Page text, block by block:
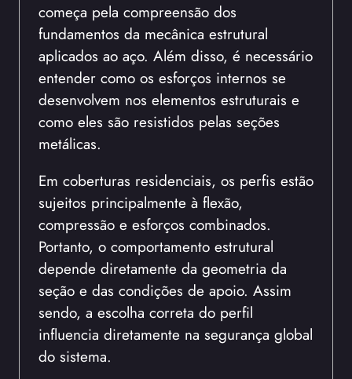
começa pela compreensão dos
fundamentos da mecânica estrutural
aplicados ao aço. Além disso, é necessário
entender como os esforços internos se
desenvolvem nos elementos estruturais e
como eles são resistidos pelas seções
metálicas.
Em coberturas residenciais, os perfis estão
sujeitos principalmente à flexão,
compressão e esforços combinados.
Portanto, o comportamento estrutural
depende diretamente da geometria da
seção e das condições de apoio. Assim
sendo, a escolha correta do perfil
influencia diretamente na segurança global
do sistema.